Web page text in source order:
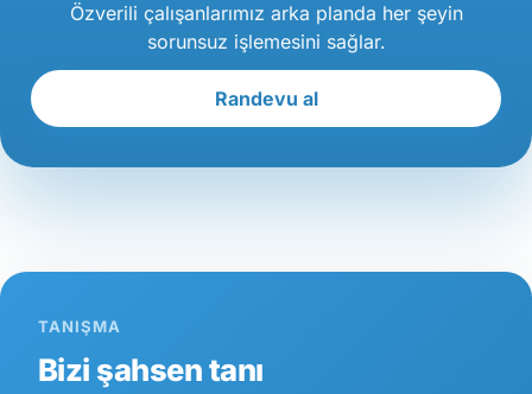
Özverili çalışanlarımız arka planda her şeyin
sorunsuz işlemesini sağlar.
Randevu al
TANIŞMA
Bizi şahsen tanı